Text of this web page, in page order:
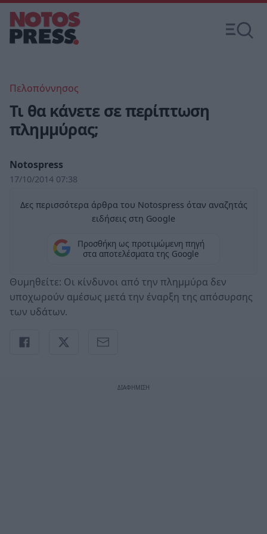
Πελοπόννησος
Τι θα κάνετε σε περίπτωση
πλημμύρας;
Notospress
17/10/2014 07:38
Δες περισσότερα άρθρα του Notospress όταν αναζητάς
ειδήσεις στη Google
Προσθήκη ως προτιμώμενη πηγή
στα αποτελέσματα της Google
Θυμηθείτε: Οι κίνδυνοι από την πλημμύρα δεν
υποχωρούν αμέσως μετά την έναρξη της απόσυρσης
των υδάτων.